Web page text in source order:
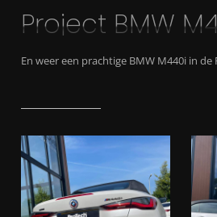
Project BMW
En weer een prachtige BMW M440i in de